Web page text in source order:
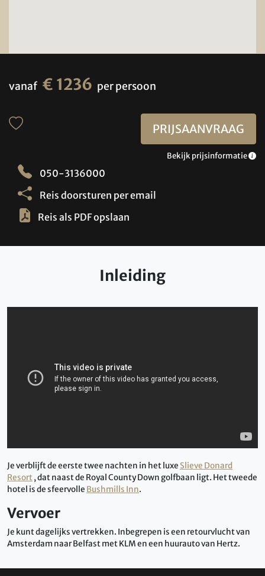
vanaf € 1236 per persoon
PRIJSAANVRAAG
Bekijk prijsinformatie
050-3136000
Reis doorsturen per email
Reis als PDF opslaan
Inleiding
Je verblijft de eerste twee nachten in het luxe Slieve Donard
Resort, dat naast de Royal County Down golfbaan ligt. Het tweede
hotel is de sfeervolle Bushmills Inn.
Vervoer
Je kunt dagelijks vertrekken. Inbegrepen is een retourvlucht van
Amsterdam naar Belfast met KLM en een huurauto van Hertz.